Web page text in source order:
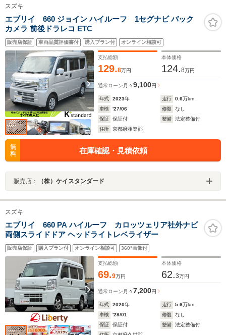
スズキ
エブリイ 660 ジョイン ハイルーフ 1セグナビ バック
カメラ 前後ドラレコ ETC
販売店保証 車両品質評価書付 購入プラン付 オンライン相談可
支払総額
129.8万円
本体価格
124.8万円
通常ローン 月々9,100円
年式 2023年 走行 0.6万km
車検
'27/06 修復
なし
保証
保証付 整備
法定整備付
住所
京都府相楽郡
無
料
在庫確認・見積依頼
販売店： （株）ケイスタンダード
スズキ
エブリイ 660 PA ハイルーフ カロッツェリア社外ナビ
両側スライドドア ヘッドライトレベライザー
販売店保証 購入プラン付 オンライン相談可 360°画像付
支払総額
69.9万円
本体価格
62.3万円
通常ローン 月々7,200円
年式 2020年 走行 5.6万km
車検
'28/01 修復
なし
保証
保証付 整備
法定整備付